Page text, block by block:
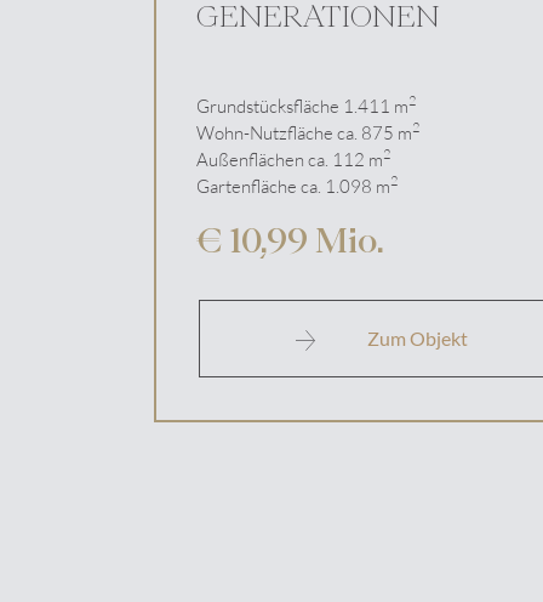
GENERATIONEN
Grundstücksfläche 1.411 m2
Wohn-Nutzfläche ca. 875 m2
Außenflächen ca. 112 m2
Gartenfläche ca. 1.098 m2
€ 10,99 Mio.
Zum Objekt
Sie möchten laufend